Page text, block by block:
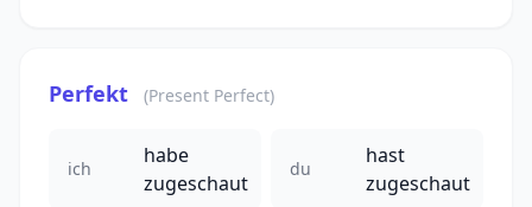
Perfekt (Present Perfect)
ich
habe
zugeschaut
du
hast
zugeschaut